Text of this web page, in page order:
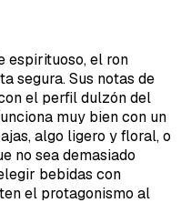
espirituoso, el ron
segura. Sus notas de
el perfil dulzón del
muy bien con un
algo ligero y floral, o
no sea demasiado
bebidas con
el protagonismo al